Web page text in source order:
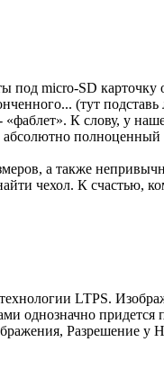
под micro-SD
(тут
К слову, у
полноценный
а также
чехол. К счастью,
LTPS.
однозначно
Разрешение